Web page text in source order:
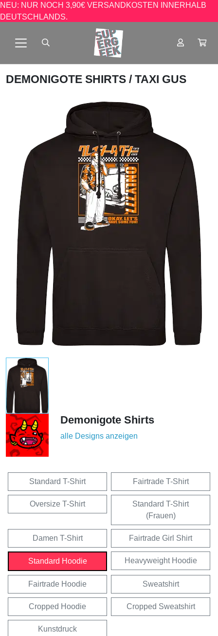
NEU: NUR NOCH 3,90€ VERSANDKOSTEN INNERHALB
DEUTSCHLANDS.
DEMONIGOTE SHIRTS / TAXI GUS
Demonigote Shirts
alle Designs anzeigen
Standard T-Shirt Fairtrade T-Shirt
Oversize T-Shirt
Standard T-Shirt
(Frauen)
Damen T-Shirt Fairtrade Girl Shirt
Standard Hoodie Heavyweight Hoodie
Fairtrade Hoodie Sweatshirt
Cropped Hoodie Cropped Sweatshirt
Kunstdruck